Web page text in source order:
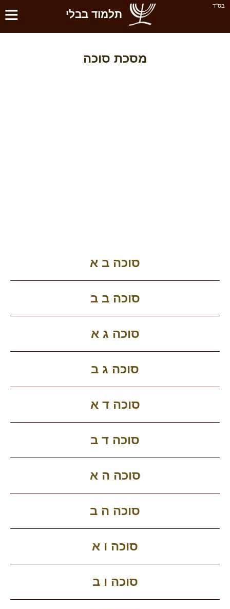
בס''ד ≡ תלמוד בבלי
מסכת סוכה
סוכה ב א
סוכה ב ב
סוכה ג א
סוכה ג ב
סוכה ד א
סוכה ד ב
סוכה ה א
סוכה ה ב
סוכה ו א
סוכה ו ב